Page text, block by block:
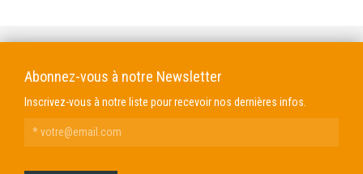
Abonnez-vous à notre Newsletter
Inscrivez-vous à notre liste pour recevoir nos dernières infos.